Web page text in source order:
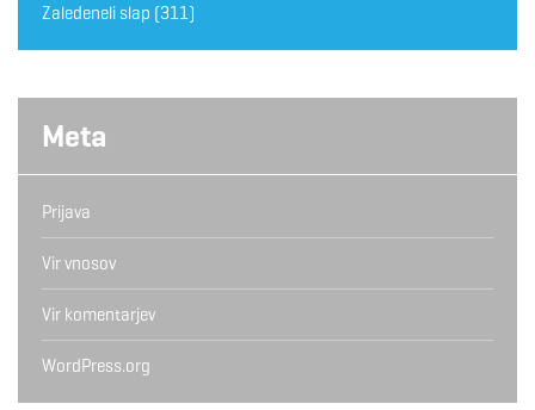
Zaledeneli slap (311)
Meta
Prijava
Vir vnosov
Vir komentarjev
WordPress.org